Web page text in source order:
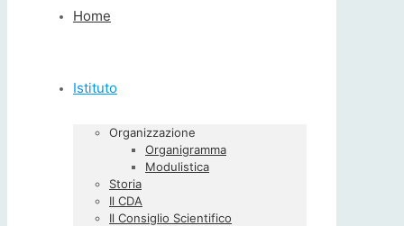
Home
Istituto
Organizzazione
Organigramma
Modulistica
Storia
Il CDA
Il Consiglio Scientifico